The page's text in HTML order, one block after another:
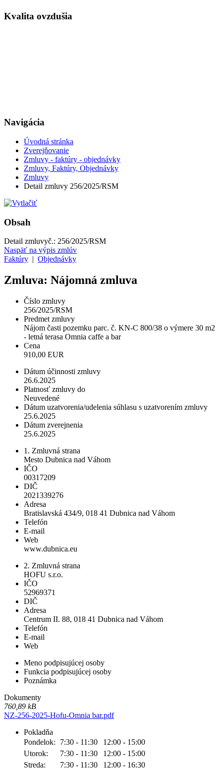
Kvalita ovzdušia
Navigácia
Úvodná stránka
Zverejňovanie
Zmluvy - faktúry - objednávky
Zmluvy, Faktúry, Objednávky
Zmluvy
Detail zmluvy 256/2025/RSM
Obsah
Detail zmluvyč.: 256/2025/RSM
Naspäť na výpis zmlúv
Faktúry | Objednávky
Zmluva: Nájomná zmluva
Číslo zmluvy
256/2025/RSM
Predmet zmluvy
Nájom časti pozemku parc. č. KN-C 800/38 o výmere 30 m2
- letná terasa Omnia caffe a bar
Cena
910,00 EUR
Dátum účinnosti zmluvy
26.6.2025
Platnosť zmluvy do
Neuvedené
Dátum uzatvorenia/udelenia súhlasu s uzatvorením zmluvy
25.6.2025
Dátum zverejnenia
25.6.2025
1. Zmluvná strana
Mesto Dubnica nad Váhom
IČO
00317209
DIČ
2021339276
Adresa
Bratislavská 434/9, 018 41 Dubnica nad Váhom
Telefón
E-mail
Web
www.dubnica.eu
2. Zmluvná strana
HOFU s.r.o.
IČO
52969371
DIČ
Adresa
Centrum II. 88, 018 41 Dubnica nad Váhom
Telefón
E-mail
Web
Meno podpisujúcej osoby
Funkcia podpisujúcej osoby
Poznámka
Dokumenty
760,89 kB
NZ-256-2025-Hofu-Omnia bar.pdf
Pokladňa
Pondelok:
7:30 - 11:30
12:00 - 15:00
Utorok:
7:30 - 11:30
12:00 - 15:00
Streda:
7:30 - 11:30 12:00 - 16:30